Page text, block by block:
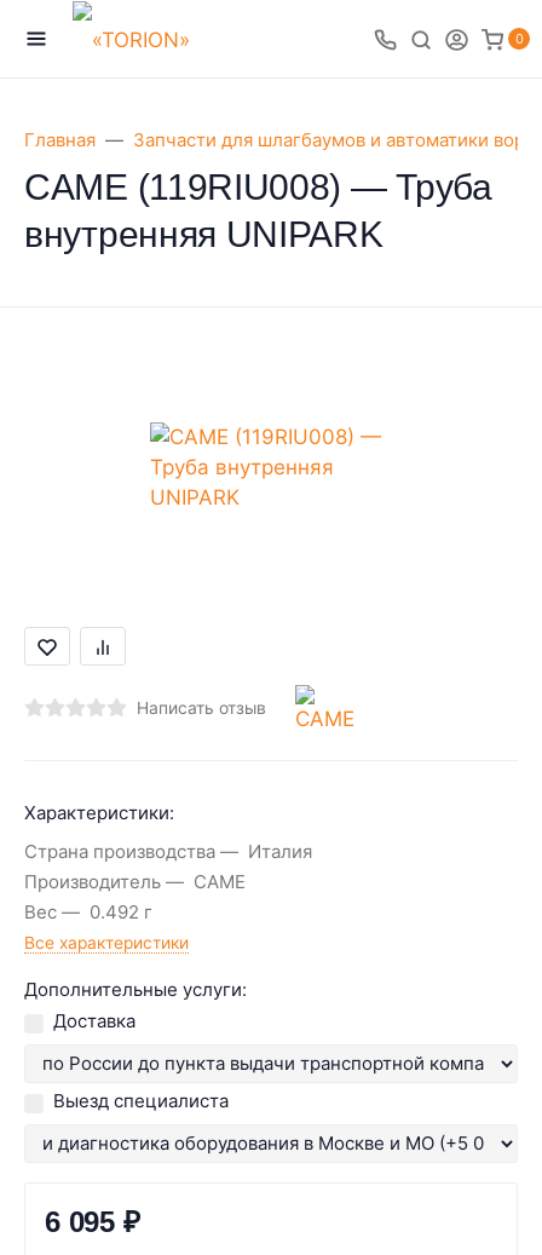
0
Главная Запчасти для шлагбаумов и автоматики
CAME (119RIU008) — Труба
внутренняя UNIPARK
Написать отзыв
Характеристики:
Страна производства
Италия
Производитель
CAME
Вес
0.492 г
Все характеристики
Дополнительные услуги:
Доставка
Выезд специалиста
6 095 ₽